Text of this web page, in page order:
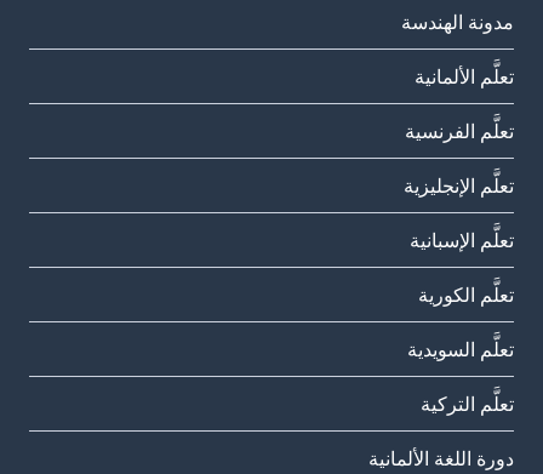
مدونة الهندسة
تعلَّم الألمانية
تعلَّم الفرنسية
تعلَّم الإنجليزية
تعلَّم الإسبانية
تعلَّم الكورية
تعلَّم السويدية
تعلَّم التركية
دورة اللغة الألمانية